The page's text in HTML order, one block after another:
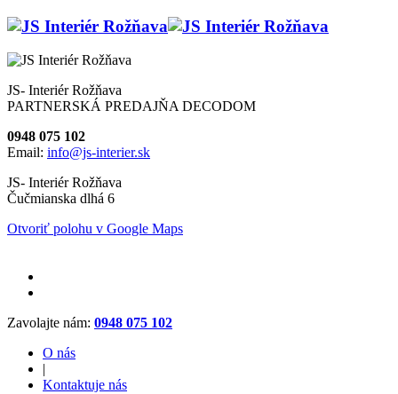
JS- Interiér Rožňava
PARTNERSKÁ PREDAJŇA DECODOM
0948 075 102
Email: info@js-interier.sk
JS- Interiér Rožňava
Čučmianska dlhá 6
Otvoriť polohu v Google Maps
Zavolajte nám: 0948 075 102
O nás
|
Kontaktuje nás